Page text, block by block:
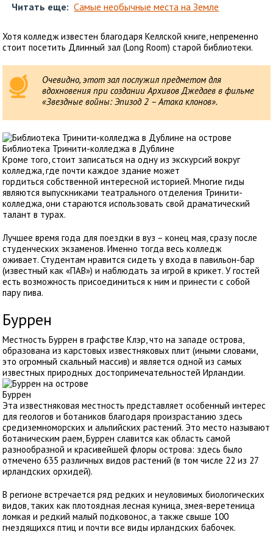
Читать еще: Самые необычные места на Земле
Хотя колледж известен благодаря Келлской книге, непременно
стоит посетить Длинный зал (Long Room) старой библиотеки.
Очевидно, этот зал послужил предметом для
вдохновения при создании Архивов Джедаев в фильме
«Звездные войны: Эпизод 2 – Атака клонов».
Библиотека Тринити-колледжа в Дублине
Кроме того, стоит записаться на одну из экскурсий вокруг
колледжа, где почти каждое здание может
гордиться собственной интересной историей. Многие гиды
являются выпускниками театрального отделения Тринити-
колледжа, они стараются использовать свой драматический
талант в турах.
Лучшее время года для поездки в вуз – конец мая, сразу после
студенческих экзаменов. Именно тогда весь колледж
оживает. Студентам нравится сидеть у входа в павильон-бар
(известный как «ПАВ») и наблюдать за игрой в крикет. У гостей
есть возможность присоединиться к ним и принести с собой
пару пива.
Буррен
Местность Буррен в графстве Клэр, что на западе острова,
образована из карстовых известняковых плит (иными словами,
это огромный скальный массив) и является одной из самых
известных природных достопримечательностей Ирландии.
Буррен
Эта известняковая местность представляет особенный интерес
для геологов и ботаников благодаря произрастанию здесь
средиземноморских и альпийских растений. Это место называют
ботаническим раем, Буррен славится как область самой
разнообразной и красивейшей флоры острова: здесь было
отмечено 635 различных видов растений (в том числе 22 из 27
ирландских орхидей).
В регионе встречается ряд редких и неуловимых биологических
видов, таких как плотоядная лесная куница, змея-веретеница
ломкая и редкий малый подковонос, а также свыше 100
гнездящихся птиц и почти все виды ирландских бабочек.